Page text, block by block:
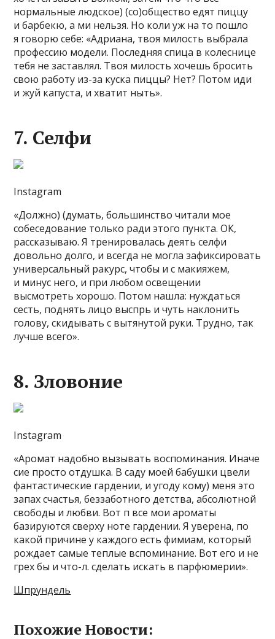
нормальные людское) (со)общество едят пиццу
и барбекю, а ми нельзя. Но коли уж на то пошло
я говорю себе: «Адриана, твоя милость выбрала
профессию модели. Последняя спица в колеснице
тебя не заставлял. Твоя милость хочешь бросить
свою работу из-за куска пиццы? Нет? Потом иди
и жуй капуста, и хватит ныть».
7. Селфи
Instagram
«Должно) (думать, большинство читали мое
собеседование только ради этого пункта. ОК,
рассказываю. Я тренировалась деять селфи
довольно долго, и всегда не могла зафиксировать
универсальный ракурс, чтобы и с макияжем,
и минус него, и при любом освещении
высмотреть хорошо. Потом нашла: нуждаться
сесть, поднять лицо выспрь и чуть наклонить
голову, скидывать с вытянутой руки. Трудно, так
лучше всего».
8. Зловоние
Instagram
«Аромат надобно вызывать воспоминания. Иначе
сие просто отдушка. В саду моей бабушки цвели
фантастические гардении, и угоду кому) меня это
запах счастья, беззаботного детства, абсолютной
свободы и любви. Вот п все мои ароматы
базируются сверху ноте гардении. Я уверена, по
какой причине у каждого есть фимиам, который
рождает самые теплые вспоминание. Вот его и не
грех бы и что-л. сделать искать в парфюмерии».
Шпрундель
Похожие Новости: